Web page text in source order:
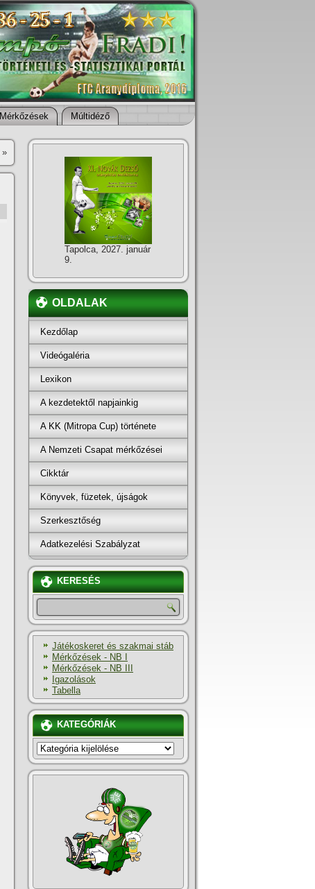
Mérkőzések Múltidéző
»
Tapolca, 2027. január
9.
OLDALAK
Kezdőlap
Videógaléria
Lexikon
A kezdetektől napjainkig
A KK (Mitropa Cup) története
A Nemzeti Csapat mérkőzései
Cikktár
Könyvek, füzetek, újságok
Szerkesztőség
Adatkezelési Szabályzat
KERESÉS
Játékoskeret és szakmai stáb
Mérkőzések - NB I
Mérkőzések - NB III
Igazolások
Tabella
KATEGÓRIÁK
KATEGÓRIÁK